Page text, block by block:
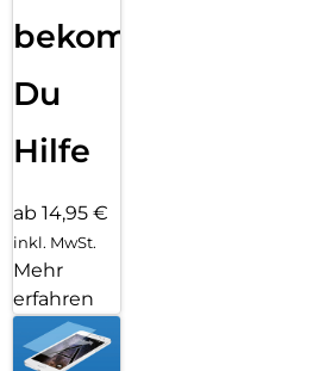
bekommst
Du
Hilfe
ab 14,95 €
inkl. MwSt.
Mehr
erfahren